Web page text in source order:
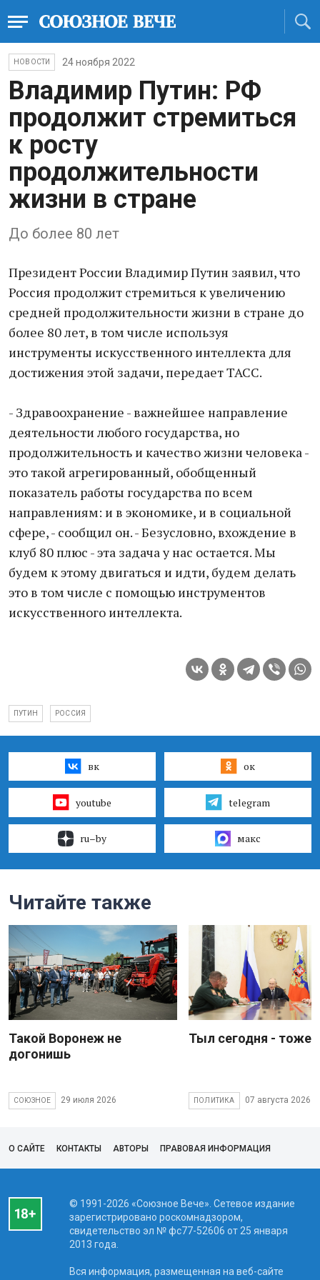
НОВОСТИ 24 ноября 2022
Владимир Путин: РФ
продолжит стремиться
к росту
продолжительности
жизни в стране
До более 80 лет
Президент России Владимир Путин заявил, что
Россия продолжит стремиться к увеличению
средней продолжительности жизни в стране до
более 80 лет, в том числе используя
инструменты искусственного интеллекта для
достижения этой задачи, передает ТАСС.
- Здравоохранение - важнейшее направление
деятельности любого государства, но
продолжительность и качество жизни человека -
это такой агрегированный, обобщенный
показатель работы государства по всем
направлениям: и в экономике, и в социальной
сфере, - сообщил он. - Безусловно, вхождение в
клуб 80 плюс - эта задача у нас остается. Мы
будем к этому двигаться и идти, будем делать
это в том числе с помощью инструментов
искусственного интеллекта.
ПУТИН РОССИЯ
вк ок
youtube telegram
ru–by макс
Читайте также
Такой Воронеж не
догонишь
СОЮЗНОЕ 29 июля 2026
Тыл сегодня - тоже
ПОЛИТИКА 07 августа 2026
О САЙТЕ КОНТАКТЫ АВТОРЫ ПРАВОВАЯ ИНФОРМАЦИЯ
© 1991-2026 «Союзное Вече». Сетевое издание
зарегистрировано роскомнадзором,
свидетельство эл № фc77-52606 от 25 января
2013 года.
Вся информация, размещенная на веб-сайте